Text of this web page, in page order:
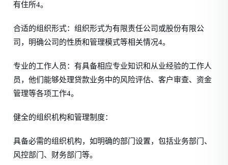
有住所4。
合适的组织形式：组织形式为有限责任公司或股份有限公
司，明确公司的性质和管理模式等相关情况4。
专业的工作人员：有具备相应专业知识和从业经验的工作人
员，他们能够处理贷款业务中的风险评估、客户审查、资金
管理等各项工作4。
健全的组织机构和管理制度：
具备必需的组织机构，如明确的部门设置，包括业务部门、
风控部门、财务部门等。